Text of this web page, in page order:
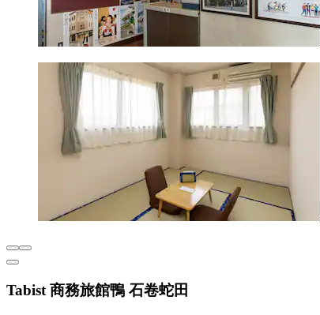
Tabist 商務旅館鴨 石卷蛇田